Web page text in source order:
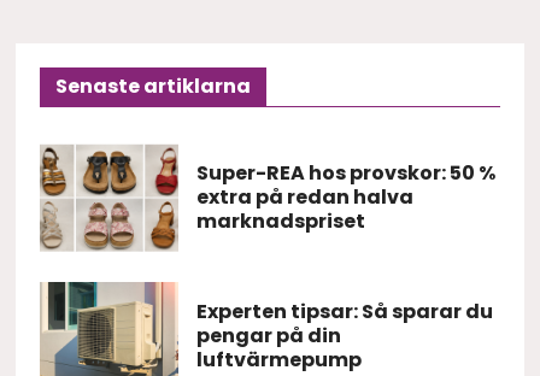
Senaste artiklarna
Super-REA hos provskor: 50 %
extra på redan halva
marknadspriset
Experten tipsar: Så sparar du
pengar på din
luftvärmepump